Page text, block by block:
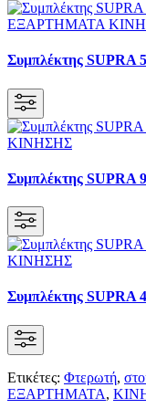
Συμπλέκτης SUPRA
Συμπλέκτης SUPRA
Συμπλέκτης SUPRA
Ετικέτες: Φτερωτή,
ΕΞΑΡΤΗΜΑΤΑ,